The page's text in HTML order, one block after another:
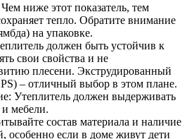
ниже этот показатель, тем
тепло. Обратите внимание
на упаковке.
должен быть устойчив к
свои свойства и не
плесени. Экструдированный
– отличный выбор в этом плане.
Утеплитель должен выдерживать
и мебели.
состав материала и наличие
особенно если в доме живут дети